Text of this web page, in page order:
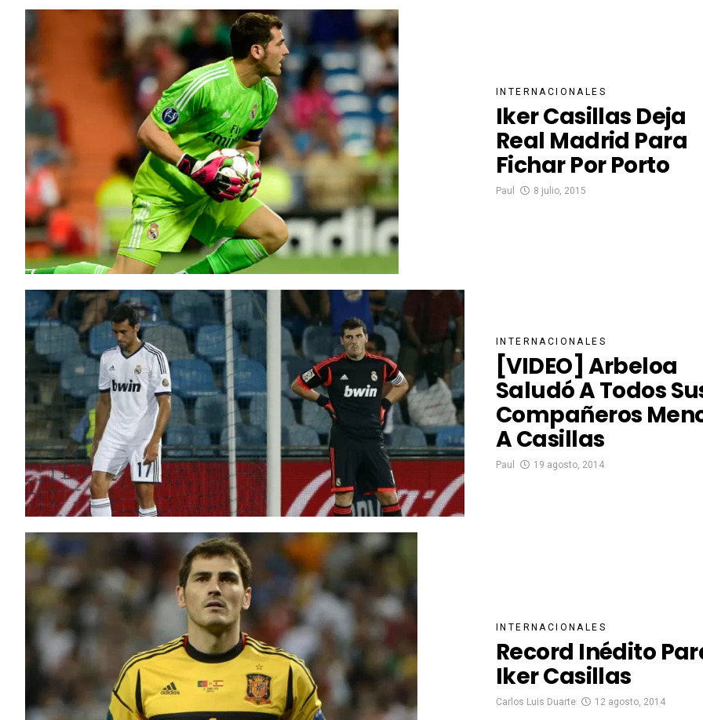
INTERNACIONALES
Iker Casillas Deja
Real Madrid Para
Fichar Por Porto
Paul 8 julio, 2015
INTERNACIONALES
[VIDEO] Arbeloa
Saludó A Todos
Compañeros
A Casillas
Paul 19 agosto, 2014
INTERNACIONALES
Record Inédito
Iker Casillas
Carlos Luis Duarte 12 agosto, 2014